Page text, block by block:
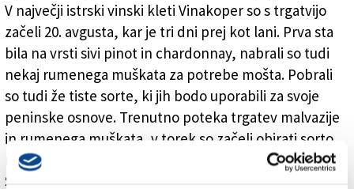
V največji istrski vinski kleti Vinakoper so s trgatvijo
začeli 20. avgusta, kar je tri dni prej kot lani. Prva sta
bila na vrsti sivi pinot in chardonnay, nabrali so tudi
nekaj rumenega muškata za potrebe mošta. Pobrali
so tudi že tiste sorte, ki jih bodo uporabili za svoje
peninske osnove. Trenutno poteka trgatev malvazije
in rumenega muškata, v torek so začeli obirati sorto
merlot, v sredo pa še sorto refošk.
Strokovnjaki menijo, da so kislinska razmerja